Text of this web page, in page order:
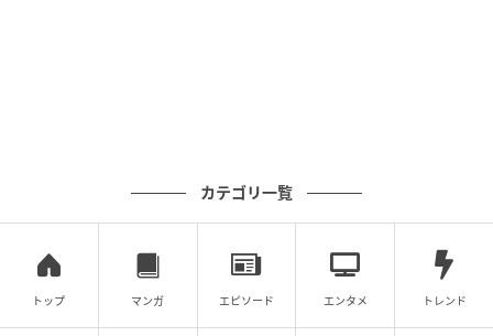
カテゴリ一覧
トップ マンガ エピソード エンタメ トレンド